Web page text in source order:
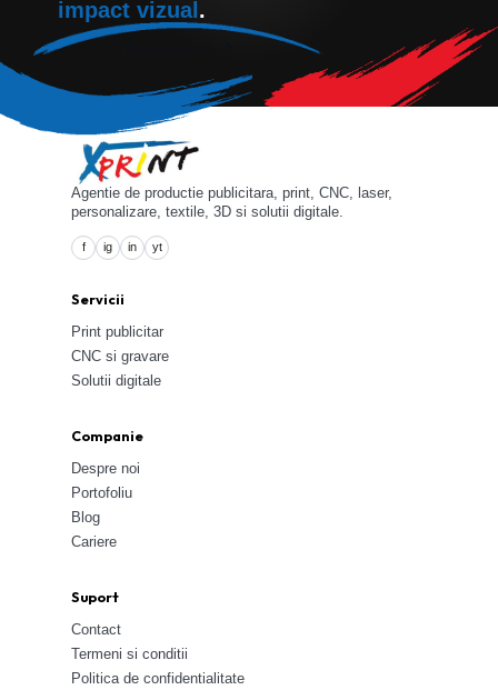
impact vizual .
Agentie de productie publicitara, print, CNC, laser,
personalizare, textile, 3D si solutii digitale.
f ig in yt
Servicii
Print publicitar
CNC si gravare
Solutii digitale
Companie
Despre noi
Portofoliu
Blog
Cariere
Suport
Contact
Termeni si conditii
Politica de confidentialitate